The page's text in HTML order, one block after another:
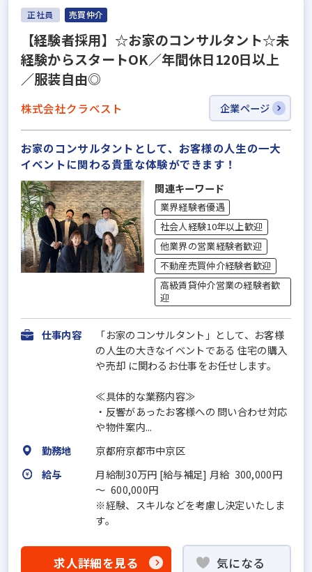
正社員 売買仲介
【経験者採用】☆お家のコンサルタント☆未
経験からスタートOK／年間休日120日以上
／服装自由◎
株式会社クラベスト 企業ページ
お家のコンサルタントとして、お客様の人生の一大
イベントに関わる貴重な体験ができます！
関連キーワード
業界経験者優遇
社会人経験10年以上歓迎
他業界の営業経験者歓迎
不動産売買仲介経験者歓迎
高級賃貸仲介営業の経験者歓
迎
仕事内容
「お家のコンサルタント」として、お客様
の人生の大きなイベントである 住宅の購入
や売却 に関わるお仕事をお任せします。
≪具体的な業務内容≫
・反響があったお客様への 問い合わせ対応
や物件案内...
勤務地
京都府京都市中京区
給与
月給制30万円 [給与補足] 月給 300,000円
～ 600,000円
※経験、スキルなどを考慮し決定いたしま
す。
求人詳細を見る 気になる